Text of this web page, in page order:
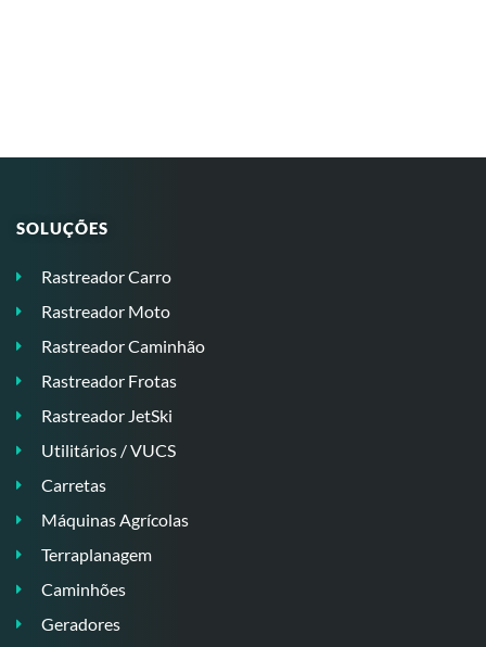
SOLUÇÕES
Rastreador Carro
Rastreador Moto
Rastreador Caminhão
Rastreador Frotas
Rastreador JetSki
Utilitários / VUCS
Carretas
Máquinas Agrícolas
Terraplanagem
Caminhões
Geradores